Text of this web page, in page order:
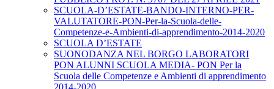
SCUOLA-D’ESTATE-BANDO-INTERNO-PER-
VALUTATORE-PON-Per-la-Scuola-delle-
Competenze-e-Ambienti-di-apprendimento-2014-2020
SCUOLA D’ESTATE
SUONODANZA NEL BORGO LABORATORI
PON ALUNNI SCUOLA MEDIA- PON Per la
Scuola delle Competenze e Ambienti di apprendimento